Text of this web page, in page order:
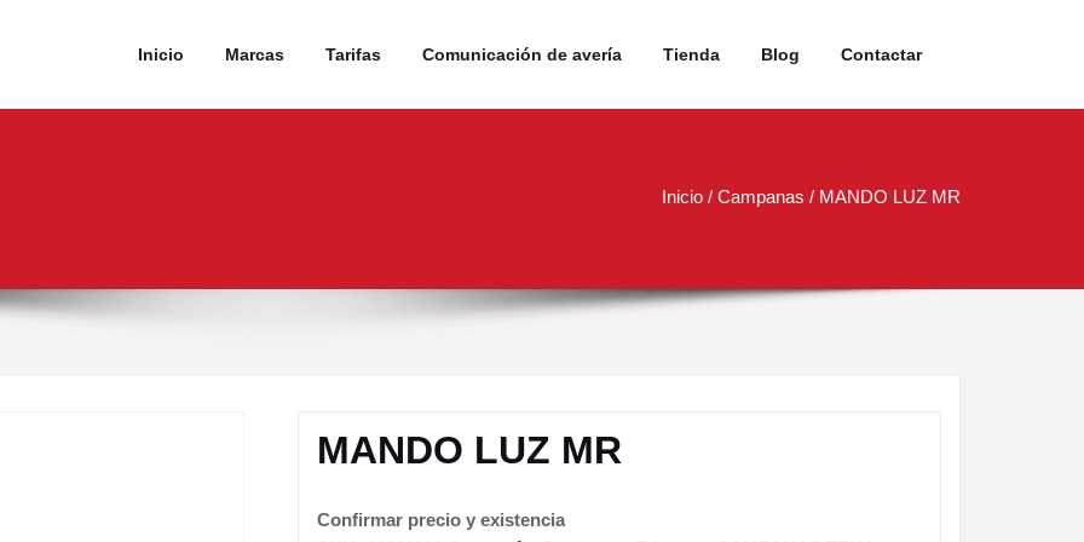
Inicio Marcas Tarifas Comunicación de avería Tienda Blog Contactar
Inicio / Campanas / MANDO LUZ MR
MANDO LUZ MR
Confirmar precio y existencia